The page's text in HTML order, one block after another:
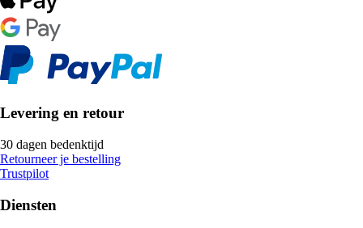
Levering en retour
30 dagen bedenktijd
Retourneer je bestelling
Trustpilot
Diensten